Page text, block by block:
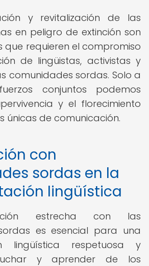
y revitalización de las
en peligro de extinción son
que requieren el compromiso
de lingüistas, activistas y
comunidades sordas. Solo a
conjuntos podemos
y el florecimiento
únicas de comunicación.
con
sordas en la
lingüística
estrecha con las
es esencial para una
lingüística respetuosa y
y aprender de los